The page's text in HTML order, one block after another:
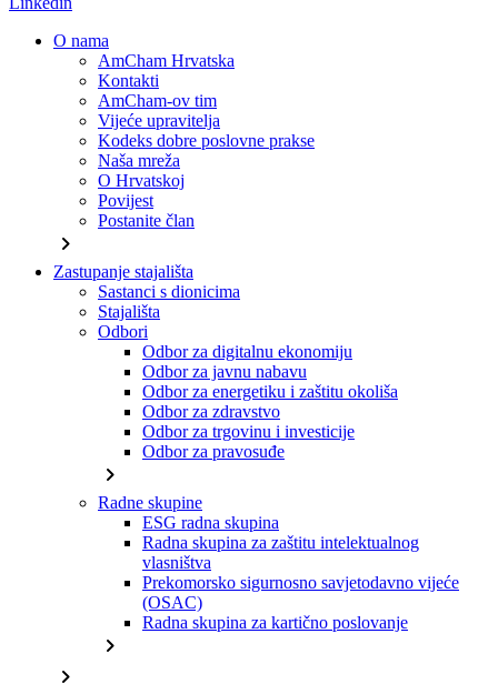
O nama
AmCham Hrvatska
Kontakti
AmCham-ov tim
Vijeće upravitelja
Kodeks dobre poslovne prakse
Naša mreža
O Hrvatskoj
Povijest
Postanite član
chevron_right
Zastupanje stajališta
Sastanci s dionicima
Stajališta
Odbori
Odbor za digitalnu ekonomiju
Odbor za javnu nabavu
Odbor za energetiku i zaštitu okoliša
Odbor za zdravstvo
Odbor za trgovinu i investicije
Odbor za pravosuđe
chevron_right
Radne skupine
ESG radna skupina
Radna skupina za zaštitu intelektualnog
vlasništva
Prekomorsko sigurnosno savjetodavno vijeće
(OSAC)
Radna skupina za kartično poslovanje
chevron_right
chevron_right